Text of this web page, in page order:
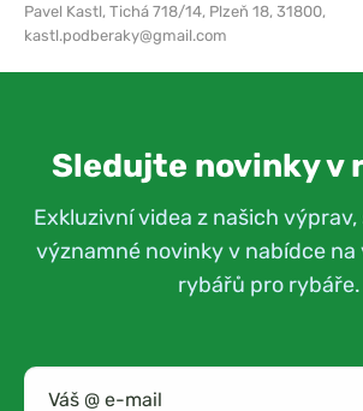
Pavel Kastl, Tichá 718/14, Plzeň 18, 31800,
kastl.podberaky@gmail.com
Sledujte novinky v
Exkluzivní videa z našich výprav,
významné novinky v nabídce na
rybářů pro rybáře.